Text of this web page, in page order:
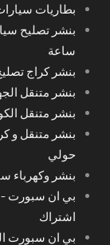
بطاريات
ساعة
بنشر كراج
بنشر متنقل
بنشر متنقل
بنشر متنقل و
حولي
بنشر وكهرباء
اشتراك
بي ان سبورت